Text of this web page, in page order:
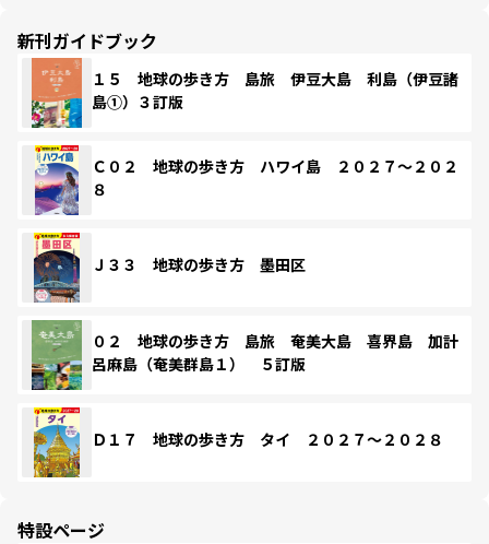
新刊ガイドブック
１５ 地球の歩き方 島旅 伊豆大島 利島（伊豆諸
島①）３訂版
Ｃ０２ 地球の歩き方 ハワイ島 ２０２７～２０２
８
Ｊ３３ 地球の歩き方 墨田区
０２ 地球の歩き方 島旅 奄美大島 喜界島 加計
呂麻島（奄美群島１） ５訂版
Ｄ１７ 地球の歩き方 タイ ２０２７～２０２８
特設ページ